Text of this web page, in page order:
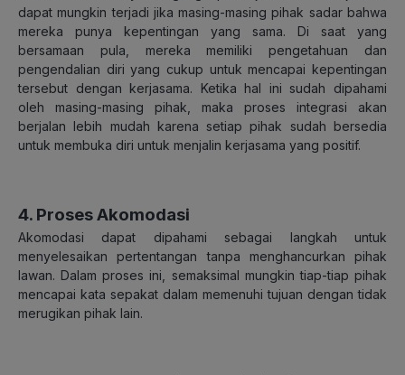
dapat mungkin terjadi jika masing-masing pihak sadar bahwa
mereka punya kepentingan yang sama. Di saat yang
bersamaan pula, mereka memiliki pengetahuan dan
pengendalian diri yang cukup untuk mencapai kepentingan
tersebut dengan kerjasama. Ketika hal ini sudah dipahami
oleh masing-masing pihak, maka proses integrasi akan
berjalan lebih mudah karena setiap pihak sudah bersedia
untuk membuka diri untuk menjalin kerjasama yang positif.
4. Proses Akomodasi
Akomodasi dapat dipahami sebagai langkah untuk
menyelesaikan pertentangan tanpa menghancurkan pihak
lawan. Dalam proses ini, semaksimal mungkin tiap-tiap pihak
mencapai kata sepakat dalam memenuhi tujuan dengan tidak
merugikan pihak lain.